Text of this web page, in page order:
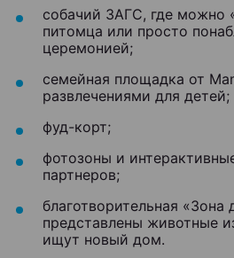
собачий ЗАГС, где можно
питомца или просто
церемонией;
семейная площадка от
развлечениями для детей;
фуд-корт;
фотозоны и
партнеров;
благотворительная «Зона
представлены животные
ищут новый дом.